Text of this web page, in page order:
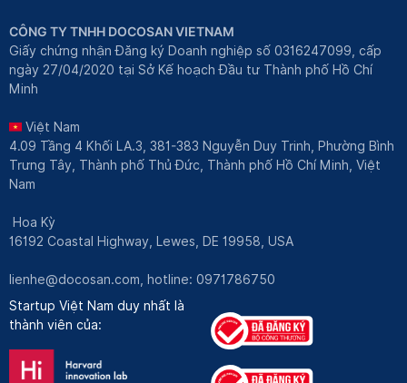
CÔNG TY TNHH DOCOSAN VIETNAM
Giấy chứng nhận Đăng ký Doanh nghiệp số 0316247099, cấp
ngày 27/04/2020 tại Sở Kế hoạch Đầu tư Thành phố Hồ Chí
Minh
Việt Nam
4.09 Tầng 4 Khối LA.3, 381-383 Nguyễn Duy Trinh, Phường Bình
Trưng Tây, Thành phố Thủ Đức, Thành phố Hồ Chí Minh, Việt
Nam
Hoa Kỳ
16192 Coastal Highway, Lewes, DE 19958, USA
lienhe@docosan.com , hotline: 0971786750
Startup Việt Nam duy nhất là
thành viên của: